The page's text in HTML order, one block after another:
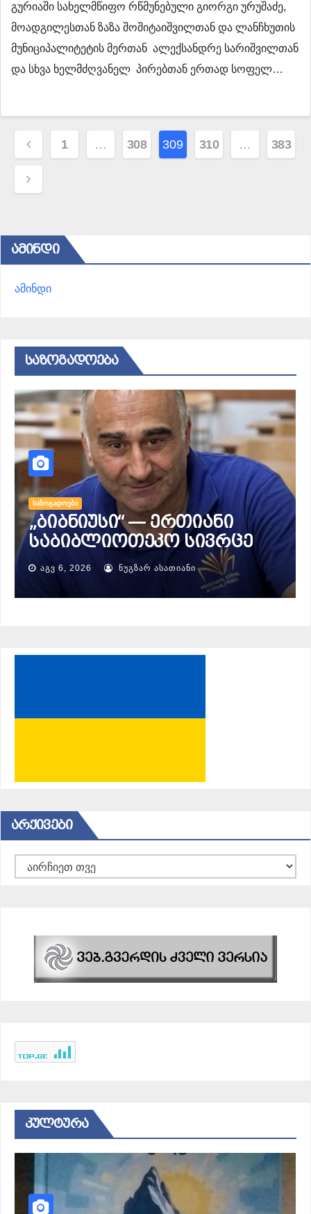
გურიაში სახელმწიფო რწმუნებული გიორგი ურუშაძე,
მოადგილესთან ზაზა შოშიტაიშვილთან და ლანჩხუთის
მუნიციპალიტეტის მერთან ალექსანდრე სარიშვილთან
და სხვა ხელმძღვანელ პირებთან ერთად სოფელ…
პოსტების
ნავიგაცია
1 … 308 309 310 … 383
ᲐᲛᲘᲜᲓᲘ
ამინდი
ᲡᲐᲖᲝᲒᲐᲓᲝᲔᲑᲐ
ᲡᲐᲖᲝᲒᲐᲓᲝᲔᲑᲐ
ვინ იყო ნირმალ „ნიმსდაი“
პურჯა
ᲐᲒᲕ 2, 2026 ᲜᲣᲒᲖᲐᲠ ᲐᲡᲐᲗᲘᲐᲜᲘ
ᲐᲠᲥᲘᲕᲔᲑᲘ
არქივები
ᲙᲣᲚᲢᲣᲠᲐ
ᲙᲣᲚᲢᲣᲠᲐ